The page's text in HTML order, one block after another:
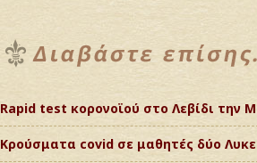
Rapid test κορονοϊού στο Λεβίδι την
Κρούσματα covid σε μαθητές δύο